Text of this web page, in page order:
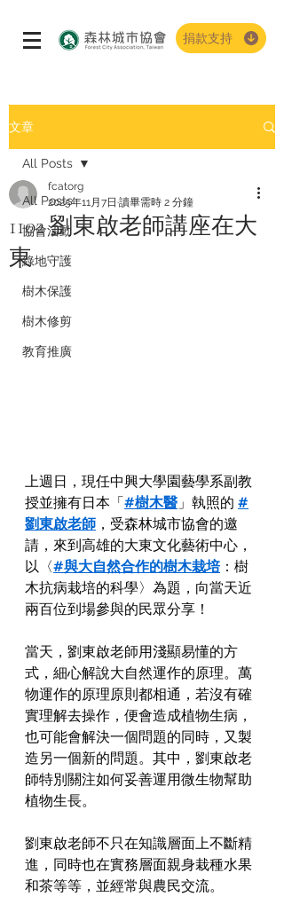
捐款支持
文章
All Posts
協會活動
綠地守護
樹木保護
樹木修剪
教育推廣
All Posts
1102 劉東啟老師講座在大
東
fcatorg
2025年11月7日 讀畢需時 2 分鐘
上週日，現任中興大學園藝學系副教
授並擁有日本「 #樹木醫 」執照的 #
劉東啟老師 ，受森林城市協會的邀
請，來到高雄的大東文化藝術中心，
以〈#與大自然合作的樹木栽培 ：樹
木抗病栽培的科學〉為題，向當天近
兩百位到場參與的民眾分享！
當天，劉東啟老師用淺顯易懂的方
式，細心解說大自然運作的原理。萬
物運作的原理原則都相通，若沒有確
實理解去操作，便會造成植物生病，
也可能會解決一個問題的同時，又製
造另一個新的問題。其中，劉東啟老
師特別關注如何妥善運用微生物幫助
植物生長。
劉東啟老師不只在知識層面上不斷精
進，同時也在實務層面親身栽種水果
和茶等等，並經常與農民交流。